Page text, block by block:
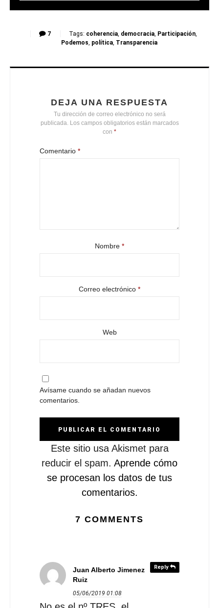
7 Tags: coherencia, democracia, Participación,
Podemos, política, Transparencia
DEJA UNA RESPUESTA
Tu dirección de correo electrónico no será
publicada. Los campos obligatorios están marcados
con *
Comentario *
Nombre *
Correo electrónico *
Web
Avísame cuando se añadan nuevos
comentarios.
Este sitio usa Akismet para
reducir el spam. Aprende cómo
se procesan los datos de tus
comentarios.
7 COMMENTS
Reply
Juan Alberto Jimenez
Ruiz
05/06/2019 01:08